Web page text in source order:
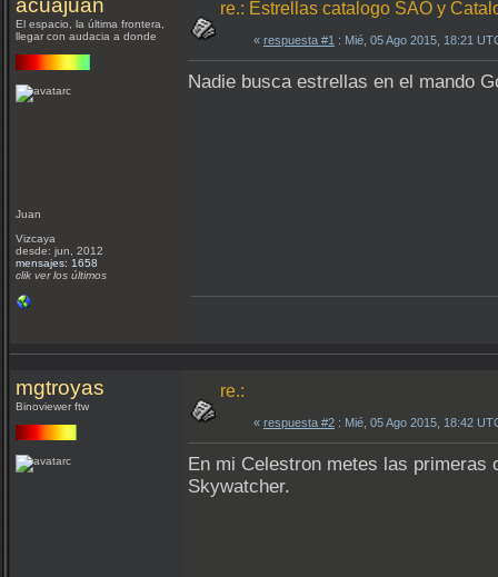
acuajuan
El espacio, la última frontera,
llegar con audacia a donde
Juan
Vizcaya
desde: jun, 2012
mensajes: 1658
clik ver los últimos
re.: Estrellas catalogo SAO y
« respuesta #1 : Mié, 05 Ago 2015, 18:21
Nadie busca estrellas en el mando
mgtroyas
Binoviewer ftw
re.:
« respuesta #2 : Mié, 05 Ago 2015, 18:42
En mi Celestron metes las
Skywatcher.